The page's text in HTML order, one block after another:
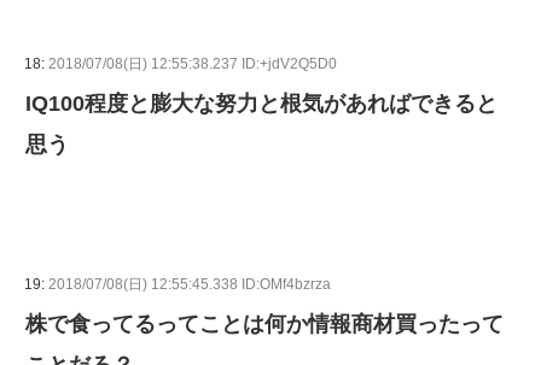
18: 2018/07/08(日) 12:55:38.237 ID:+jdV2Q5D0
IQ100程度と膨大な努力と根気があればできると
思う
19: 2018/07/08(日) 12:55:45.338 ID:OMf4bzrza
株で食ってるってことは何か情報商材買ったって